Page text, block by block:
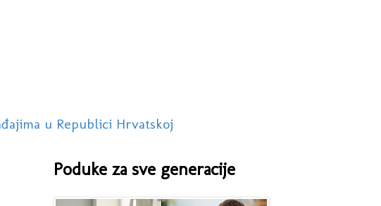
u Republici Hrvatskoj
Poduke za sve generacije